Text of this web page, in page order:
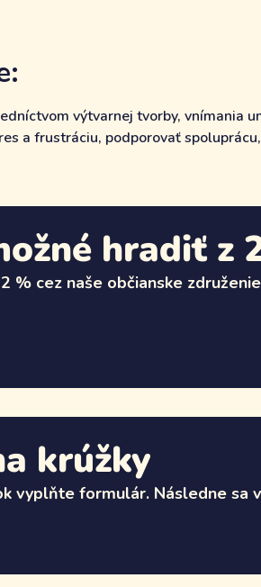
výtvarnej tvorby, vnímania
a frustráciu, podporovať
hradiť z
% cez naše občianske
krúžky
vyplňte formulár. Následne sa